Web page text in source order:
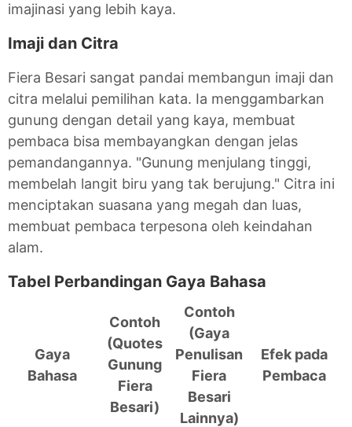
imajinasi yang lebih kaya.
Imaji dan Citra
Fiera Besari sangat pandai membangun imaji dan
citra melalui pemilihan kata. Ia menggambarkan
gunung dengan detail yang kaya, membuat
pembaca bisa membayangkan dengan jelas
pemandangannya. "Gunung menjulang tinggi,
membelah langit biru yang tak berujung." Citra ini
menciptakan suasana yang megah dan luas,
membuat pembaca terpesona oleh keindahan
alam.
Tabel Perbandingan Gaya Bahasa
Gaya
Bahasa
Contoh
(Quotes
Gunung
Fiera
Besari)
Contoh
(Gaya
Penulisan
Fiera
Besari
Lainnya)
Efek pada
Pembaca